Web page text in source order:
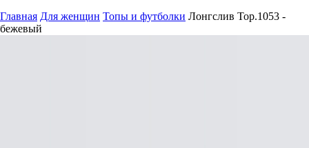
Главная Для женщин Топы и футболки Лонгслив Top.1053 -
бежевый